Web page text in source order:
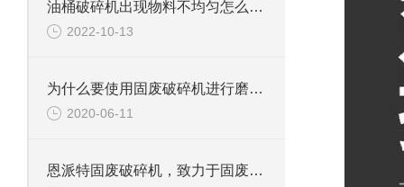
油桶破碎机出现物料不均匀怎么办？
2022-10-13
为什么要使用固废破碎机进行磨碎工作
2020-06-11
恩派特固废破碎机，致力于固废处理